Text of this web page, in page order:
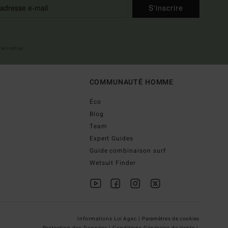
S'inscrire
COMMUNAUTÉ HOMME
Éco
Blog
Team
Expert Guides
Guide combinaison surf
Wetsuit Finder
Informations Loi Agec | Paramètres de cookies